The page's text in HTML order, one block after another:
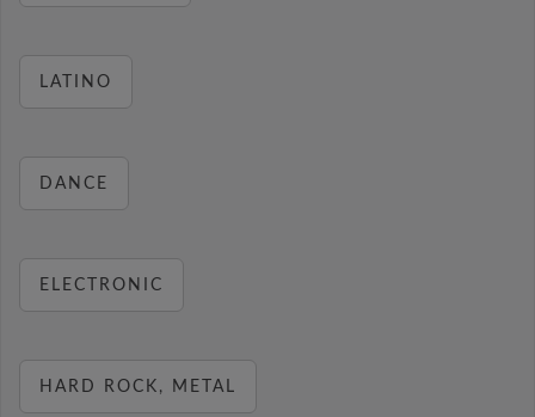
LATINO
DANCE
ELECTRONIC
HARD ROCK, METAL